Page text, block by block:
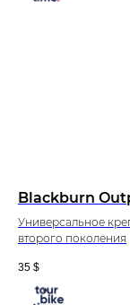
Blackburn
Универсальное
второго поколения
35 $